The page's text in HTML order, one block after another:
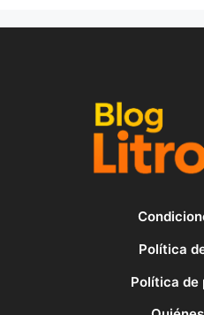
Política
Política de